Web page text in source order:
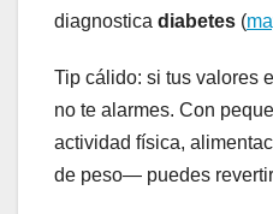
diagnostica diabetes (
Tip cálido: si tus valores
no te alarmes. Con
actividad física,
de peso— puedes